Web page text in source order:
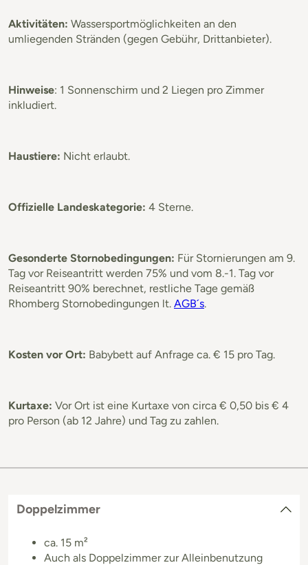
Aktivitäten: Wassersportmöglichkeiten an den
umliegenden Stränden (gegen Gebühr, Drittanbieter).
Hinweise: 1 Sonnenschirm und 2 Liegen pro Zimmer
inkludiert.
Haustiere: Nicht erlaubt.
Offizielle Landeskategorie: 4 Sterne.
Gesonderte Stornobedingungen: Für Stornierungen am 9.
Tag vor Reiseantritt werden 75% und vom 8.-1. Tag vor
Reiseantritt 90% berechnet, restliche Tage gemäß
Rhomberg Stornobedingungen lt. AGB´s.
Kosten vor Ort: Babybett auf Anfrage ca. € 15 pro Tag.
Kurtaxe: Vor Ort ist eine Kurtaxe von circa € 0,50 bis € 4
pro Person (ab 12 Jahre) und Tag zu zahlen.
Doppelzimmer
ca. 15 m²
Auch als Doppelzimmer zur Alleinbenutzung